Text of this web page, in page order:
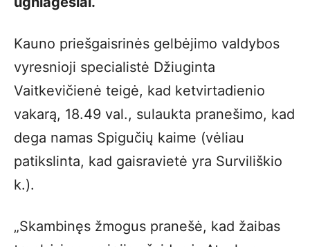
Kauno priešgaisrinės gelbėjimo valdybos
vyresnioji specialistė Džiuginta
Vaitkevičienė teigė, kad ketvirtadienio
vakarą, 18.49 val., sulaukta pranešimo, kad
dega namas Spigučių kaime (vėliau
patikslinta, kad gaisravietė yra Surviliškio
k.).
„Skambinęs žmogus pranešė, kad žaibas